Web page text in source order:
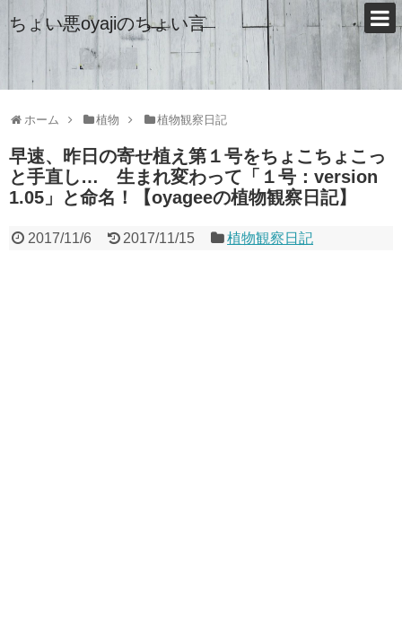
ちょい悪oyajiのちょい言
ホーム 植物 植物観察日記
早速、昨日の寄せ植え第１号をちょこちょこっ
と手直し… 生まれ変わって「１号：version
1.05」と命名！【oyageeの植物観察日記】
2017/11/6 2017/11/15 植物観察日記